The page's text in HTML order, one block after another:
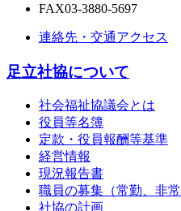
FAX03-3880-5697
連絡先・交通アクセス
足立社協について
社会福祉協議会とは
役員等名簿
定款・役員報酬等基準
経営情報
現況報告書
職員の募集（常勤、非常
社協の計画